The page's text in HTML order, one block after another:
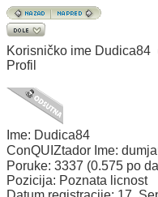
Korisničko ime Dudica84
Profil
Ime: Dudica84
ConQUIZtador Ime:
Poruke: 3337 (0.575 po
Pozicija: Poznata licnost